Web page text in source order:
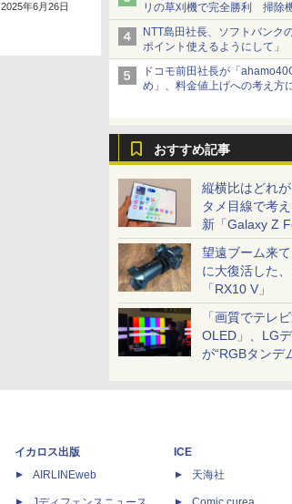
リの草刈機で完全勝利 掃除
NTT島田社長、ソフトバンク
ポイント使えるようにして」
ドコモ前田社長が「
め」、料金値上げへの考え方
おすすめ記事
縦横比はどれ
タメ目線で考
新「Galaxy Z
望遠ブーム来
に大復活した
「RX10 V」
「画質でテレ
OLED」、LG
が“RGBタンデ
2025年6月26日
イカロス出版
AIRLINEweb
ICE
天海社